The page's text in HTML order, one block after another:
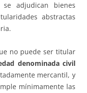
adjudican bienes
abstractas
no puede ser titular
denominada civil
mercantil, y
mínimamente las